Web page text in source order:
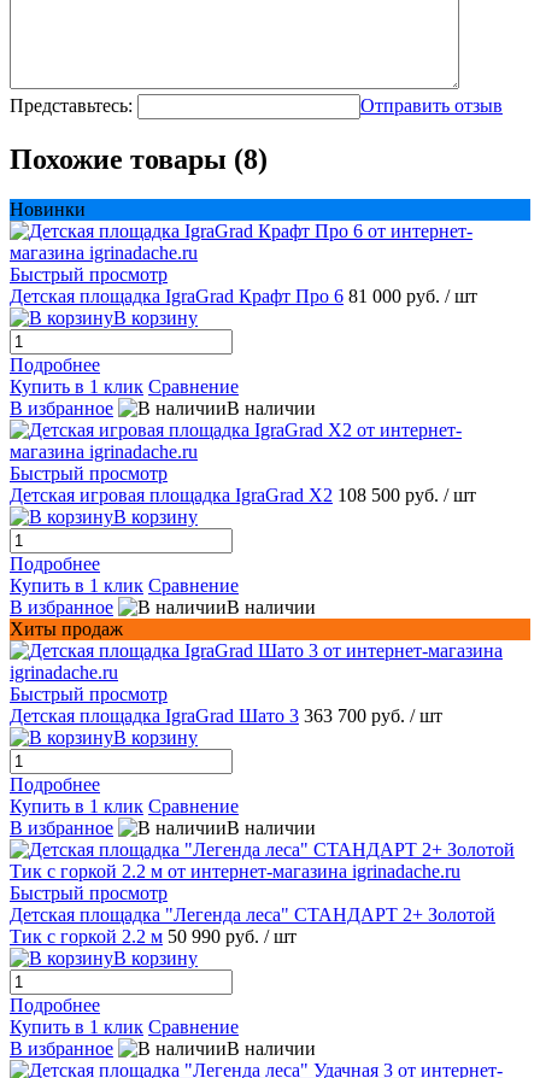
Представьтесь: Отправить отзыв
Похожие товары (8)
Новинки
Быстрый просмотр
Детская площадка IgraGrad Крафт Про 6 81 000 руб. / шт
В корзину
Подробнее
Купить в 1 клик Сравнение
В избранное
В наличии
Быстрый просмотр
Детская игровая площадка IgraGrad X2 108 500 руб. / шт
В корзину
Подробнее
Купить в 1 клик Сравнение
В избранное
В наличии
Хиты продаж
Быстрый просмотр
Детская площадка IgraGrad Шато 3 363 700 руб. / шт
В корзину
Подробнее
Купить в 1 клик Сравнение
В избранное
В наличии
Быстрый просмотр
Детская площадка "Легенда леса" СТАНДАРТ 2+ Золотой
Тик с горкой 2.2 м 50 990 руб. / шт
В корзину
Подробнее
Купить в 1 клик Сравнение
В избранное
В наличии